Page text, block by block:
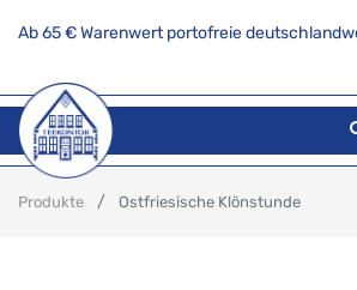
Ab 65 € Warenwert portofreie
Produkte Ostfriesische Klönstunde